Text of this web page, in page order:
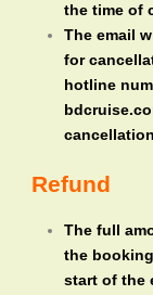
the time of
The email
for
hotline
Refund
The full
the
start of the